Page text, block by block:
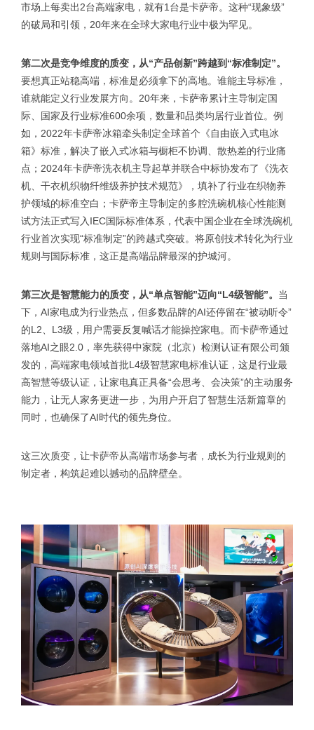
市场上每卖出2台高端家电，就有1台是卡萨帝。这种“现象级”
的破局和引领，20年来在全球大家电行业中极为罕见。
第二次是竞争维度的质变，从“产品创新”跨越到“标准制定”。
要想真正站稳高端，标准是必须拿下的高地。谁能主导标准，
谁就能定义行业发展方向。20年来，卡萨帝累计主导制定国
际、国家及行业标准600余项，数量和品类均居行业首位。例
如，2022年卡萨帝冰箱牵头制定全球首个《自由嵌入式电冰
箱》标准，解决了嵌入式冰箱与橱柜不协调、散热差的行业痛
点；2024年卡萨帝洗衣机主导起草并联合中标协发布了《洗衣
机、干衣机织物纤维级养护技术规范》，填补了行业在织物养
护领域的标准空白；卡萨帝主导制定的多腔洗碗机核心性能测
试方法正式写入IEC国际标准体系，代表中国企业在全球洗碗机
行业首次实现“标准制定”的跨越式突破。将原创技术转化为行业
规则与国际标准，这正是高端品牌最深的护城河。
第三次是智慧能力的质变，从“单点智能”迈向“L4级智能”。 当
下，AI家电成为行业热点，但多数品牌的AI还停留在“被动听令”
的L2、L3级，用户需要反复喊话才能操控家电。而卡萨帝通过
落地AI之眼2.0，率先获得中家院（北京）检测认证有限公司颁
发的，高端家电领域首批L4级智慧家电标准认证，这是行业最
高智慧等级认证，让家电真正具备“会思考、会决策”的主动服务
能力，让无人家务更进一步，为用户开启了智慧生活新篇章的
同时，也确保了AI时代的领先身位。
这三次质变，让卡萨帝从高端市场参与者，成长为行业规则的
制定者，构筑起难以撼动的品牌壁垒。